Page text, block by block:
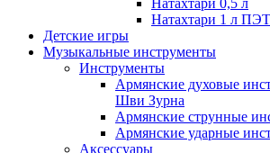
Натахтари 0,5 л
Натахтари 1 л ПЭТ
Детские игры
Музыкальные инструменты
Инструменты
Армянские духовые
Шви Зурна
Армянские струнные
Армянские ударные
Аксессуары